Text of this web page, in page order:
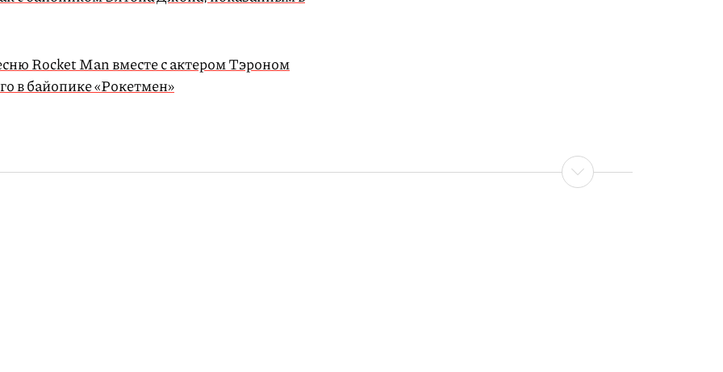
Rocket Man вместе с актером Тэроном
в байопике «Рокетмен»